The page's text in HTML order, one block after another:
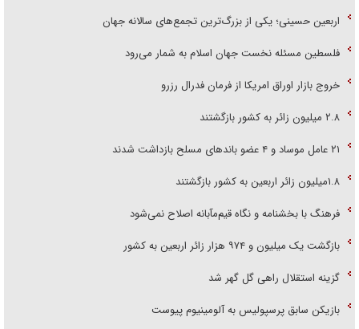
اربعین حسینی؛ یکی از بزرگ‌ترین تجمع‌های سالانه جهان
فلسطین مسئله نخست جهان اسلام به شمار می‌رود
خروج بازار اوراق امریکا از فرمان فدرال رزرو
۲.۸ میلیون زائر به کشور بازگشتند
۲۱ عامل موساد و ۴ عضو باند‌های مسلح بازداشت شدند
۱.۸میلیون زائر اربعین به کشور بازگشتند
فرهنگ با بخشنامه و نگاه قیم‌مآبانه اصلاح نمی‌شود
بازگشت یک میلیون و ۹۷۴ هزار زائر اربعین به کشور
گزینه استقلال راهی گل گهر شد
بازیکن سابق پرسپولیس به آلومینیوم پیوست